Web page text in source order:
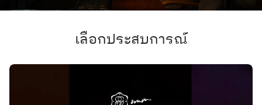
เลือกประสบการณ์